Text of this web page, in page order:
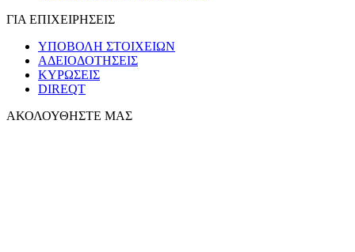
ΓΙΑ ΕΠΙΧΕΙΡΗΣΕΙΣ
ΥΠΟΒΟΛΗ ΣΤΟΙΧΕΙΩΝ
ΑΔΕΙΟΔΟΤΗΣΕΙΣ
ΚΥΡΩΣΕΙΣ
DIREQT
ΑΚΟΛΟΥΘΗΣΤΕ ΜΑΣ